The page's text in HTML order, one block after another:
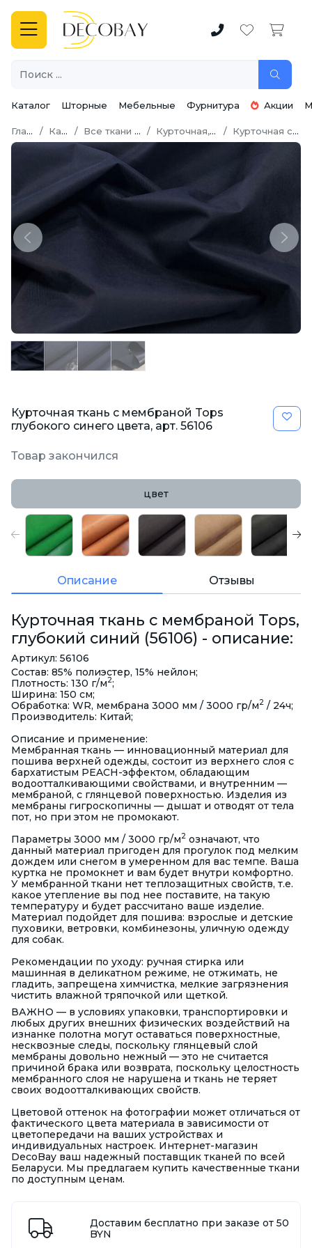
Каталог Шторные Мебельные Фурнитура Акции
Главная Каталог Все ткани для шитья Курточная, Плащевая Курточная с мембраной
Previous Next
Курточная ткань с мембраной Tops
глубокого синего цвета, арт. 56106
Товар закончился
цвет
Описание Отзывы
Курточная ткань с мембраной Tops,
глубокий синий (56106) - описание:
Артикул: 56106
Состав: 85% полиэстер, 15% нейлон;
Плотность: 130 г/м2;
Ширина: 150 см;
Обработка: WR, мембрана 3000 мм / 3000 гр/м2 / 24ч;
Производитель: Китай;
Описание и применение:
Мембранная ткань — инновационный материал для
пошива верхней одежды, состоит из верхнего слоя с
бархатистым PEACH-эффектом, обладающим
водоотталкивающими свойствами, и внутренним —
мембраной, с глянцевой поверхностью. Изделия из
мембраны гигроскопичны — дышат и отводят от тела
пот, но при этом не промокают.
Параметры 3000 мм / 3000 гр/м2 означают, что
данный материал пригоден для прогулок под мелким
дождем или снегом в умеренном для вас темпе. Ваша
куртка не промокнет и вам будет внутри комфортно.
У мембранной ткани нет теплозащитных свойств, т.е.
какое утепление вы под нее поставите, на такую
температуру и будет рассчитано ваше изделие.
Материал подойдет для пошива: взрослые и детские
пуховики, ветровки, комбинезоны, уличную одежду
для собак.
Рекомендации по уходу: ручная стирка или
машинная в деликатном режиме, не отжимать, не
гладить, запрещена химчистка, мелкие загрязнения
чистить влажной тряпочкой или щеткой.
ВАЖНО — в условиях упаковки, транспортировки и
любых других внешних физических воздействий на
изнанке полотна могут оставаться поверхностные,
несквозные следы, поскольку глянцевый слой
мембраны довольно нежный — это не считается
причиной брака или возврата, поскольку целостность
мембранного слоя не нарушена и ткань не теряет
своих водоотталкивающих свойств.
Цветовой оттенок на фотографии может отличаться от
фактического цвета материала в зависимости от
цветопередачи на ваших устройствах и
индивидуальных настроек. Интернет-магазин
DecoBay ваш надежный поставщик тканей по всей
Беларуси. Мы предлагаем купить качественные ткани
по доступным ценам.
Доставим бесплатно при заказе от 50
BYN